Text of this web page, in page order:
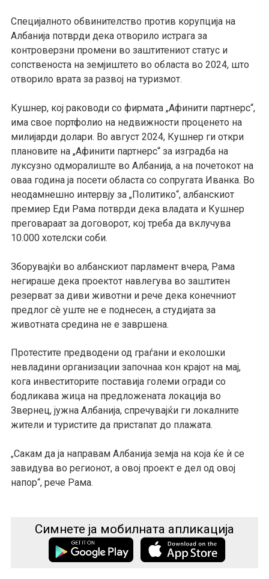
Специјалното обвинителство против корупција на
Албанија потврди дека отворило истрага за
контроверзни промени во заштитениот статус и
сопственоста на земјиштето во областа во 2024, што
отворило врата за развој на туризмот.
Кушнер, кој раководи со фирмата „Афинити партнерс“,
има свое портфолио на недвижности проценето на
милијарди долари. Во август 2024, Кушнер ги откри
плановите на „Афинити партнерс“ за изградба на
луксузно одморалиште во Албанија, а на почетокот на
оваа година ја посети областа со сопругата Иванка. Во
неодамнешно интервју за „Политико“, албанскиот
премиер Еди Рама потврди дека владата и Кушнер
преговараат за договорот, кој треба да вклучува
10.000 хотелски соби.
Зборувајќи во албанскиот парламент вчера, Рама
негираше дека проектот навлегува во заштитен
резерват за диви животни и рече дека конечниот
предлог сè уште не е поднесен, а студијата за
животната средина не е завршена.
Протестите предводени од граѓани и еколошки
невладини организации започнаа кон крајот на мај,
кога инвеститорите поставија големи огради со
бодликава жица на предложената локација во
Звернец, јужна Албанија, спречувајќи ги локалните
жители и туристите да пристапат до плажата.
„Сакам да ја направам Албанија земја на која ќе ѝ се
завидува во регионот, а овој проект е дел од овој
напор“, рече Рама.
Симнете ја мобилната апликација